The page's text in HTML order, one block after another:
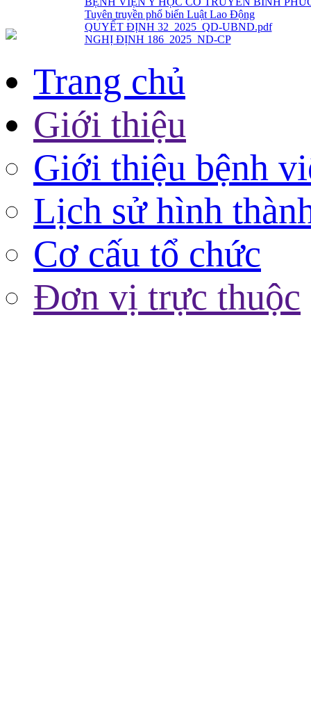
Trang chủ
Giới thiệu
Giới thiệu bệnh
Lịch sử hình
Cơ cấu tổ chức
Đơn vị trực thuộc
NGHỊ ĐỊNH 186_2025_ND-CP